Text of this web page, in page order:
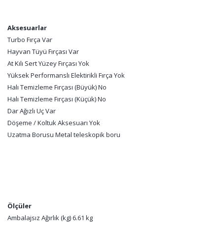
Aksesuarlar
Turbo Fırça Var
Hayvan Tüyü Fırçası Var
At Kılı Sert Yüzey Fırçası Yok
Yüksek Performanslı Elektirikli Fırça Yok
Halı Temizleme Fırçası (Büyük) No
Halı Temizleme Fırçası (Küçük) No
Dar Ağızlı Uç Var
Döşeme / Koltuk Aksesuarı Yok
Uzatma Borusu Metal teleskopik boru
Ölçüler
Ambalajsız Ağırlık (kg) 6.61 kg